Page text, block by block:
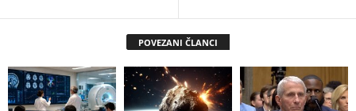
POVEZANI ČLANCI